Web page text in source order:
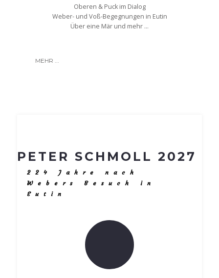
Oberen & Puck im Dialog
Weber- und Voß-Begegnungen in Eutin
Über eine Mär und mehr …
MEHR ...
PETER SCHMOLL 2027
224 Jahre nach
Webers Besuch in
Eutin